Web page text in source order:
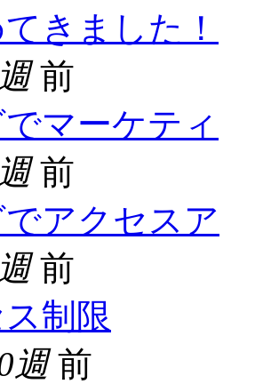
きました！
前
マーケティ
前
アクセスア
前
制限
週前